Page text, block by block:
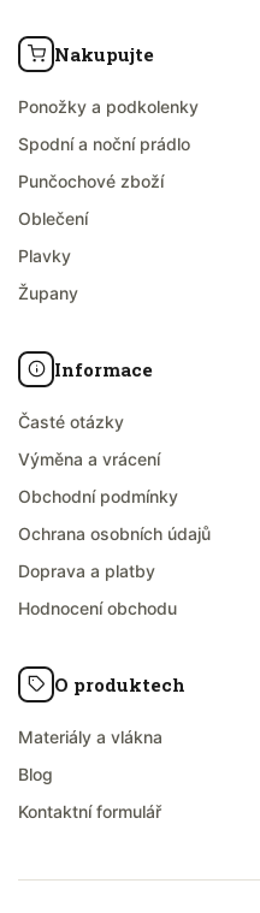
Nakupujte
Ponožky a podkolenky
Spodní a noční prádlo
Punčochové zboží
Oblečení
Plavky
Župany
Informace
Časté otázky
Výměna a vrácení
Obchodní podmínky
Ochrana osobních údajů
Doprava a platby
Hodnocení obchodu
O produktech
Materiály a vlákna
Blog
Kontaktní formulář